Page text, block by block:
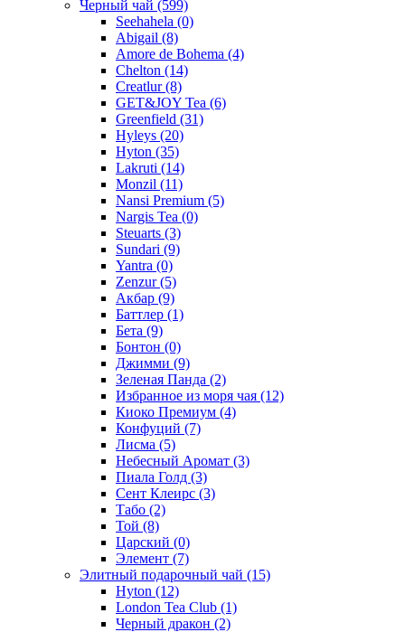
Черный чай (599)
Seehahela (0)
Abigail (8)
Amore de Bohema (4)
Chelton (14)
Creatlur(8)
GET&JOY Tea (6)
Greenfield (31)
Hyleys (20)
Hyton (35)
Lakruti (14)
Monzil (11)
Nansi Premium (5)
Nargis Tea (0)
Steuarts (3)
Sundari (9)
Yantra (0)
Zenzur(5)
Акбар (9)
Баттлер (1)
Бета (9)
Бонтон (0)
Джимми (9)
Зеленая Панда (2)
Избранное из моря чая (12)
Киоко Премиум (4)
Конфуций (7)
Лисма (5)
Небесный Аромат (3)
Пиала Голд (3)
Сент Клеирс (3)
Табо (2)
Той (8)
Царский (0)
Элемент (7)
Элитный подарочный чай (15)
Hyton (12)
London Tea Club (1)
Черный дракон (2)